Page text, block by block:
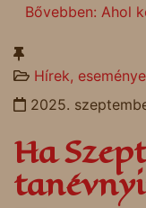
Bővebben: Ahol
Hírek,
2025.
Ha